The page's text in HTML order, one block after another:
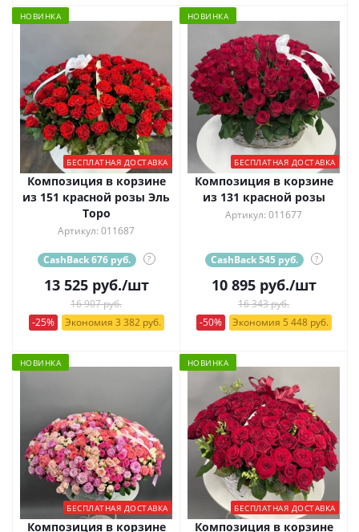
НОВИНКА
БЕСПЛАТНАЯ ДОСТАВКА
Композиция в корзине
из 151 красной розы Эль
Торо
Артикул: 011687
CashBack 676 руб. ?
13 525руб./шт
16 907 руб.
-25%
Экономия 3 382 руб.
НОВИНКА
БЕСПЛАТНАЯ ДОСТАВКА
Композиция в корзине
из 131 красной розы
Артикул: 011677
CashBack 545 руб. ?
10 895руб./шт
16 343 руб.
-50%
Экономия 5 448 руб.
НОВИНКА
БЕСПЛАТНАЯ ДОСТАВКА
Композиция в корзине
НОВИНКА
БЕСПЛАТНАЯ ДОСТАВКА
Композиция в корзине